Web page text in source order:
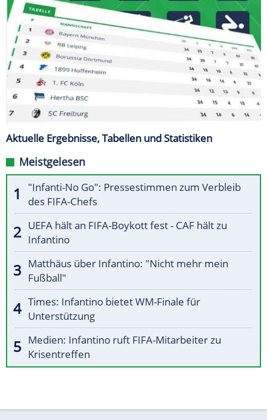
Aktuelle Ergebnisse, Tabellen und Statistiken
Meistgelesen
"Infanti-No Go": Pressestimmen zum Verbleib
des FIFA-Chefs
UEFA hält an FIFA-Boykott fest - CAF hält zu
Infantino
Matthäus über Infantino: "Nicht mehr mein
Fußball"
Times: Infantino bietet WM-Finale für
Unterstützung
Medien: Infantino ruft FIFA-Mitarbeiter zu
Krisentreffen